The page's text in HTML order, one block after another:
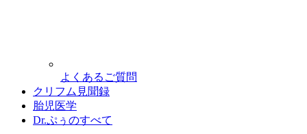
よくあるご質問
クリフム見聞録
胎児医学
Dr.ぷぅのすべて